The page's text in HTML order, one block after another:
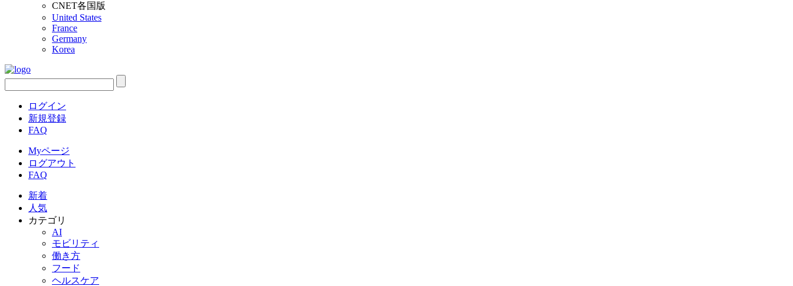
CNET各国版
United States
France
Germany
Korea
ログイン
新規登録
FAQ
Myページ
ログアウト
FAQ
新着
人気
カテゴリ
AI
モビリティ
働き方
フード
ヘルスケア